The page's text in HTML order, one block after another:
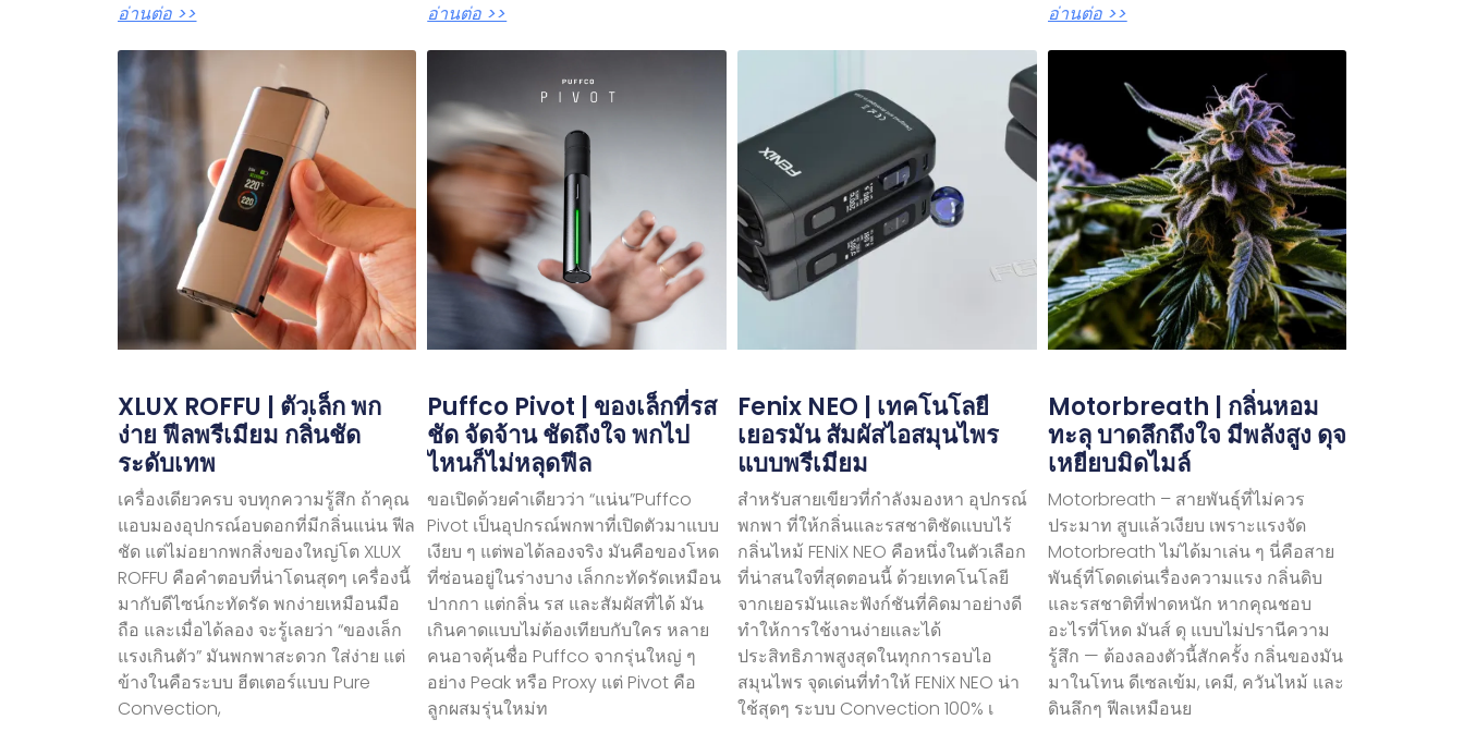
อ่านต่อ >> อ่านต่อ >> อ่านต่อ >>
XLUX ROFFU | ตัวเล็ก พก
ง่าย ฟีลพรีเมียม กลิ่นชัด
ระดับเทพ
เครื่องเดียวครบ จบทุกความรู้สึก ถ้าคุณ
แอบมองอุปกรณ์อบดอกที่มีกลิ่นแน่น ฟีล
ชัด แต่ไม่อยากพกสิ่งของใหญ่โต XLUX
ROFFU คือคำตอบที่น่าโดนสุดๆ เครื่องนี้
มากับดีไซน์กะทัดรัด พกง่ายเหมือนมือ
ถือ และเมื่อได้ลอง จะรู้เลยว่า “ของเล็ก
แรงเกินตัว” มันพกพาสะดวก ใส่ง่าย แต่
ข้างในคือระบบ ฮีตเตอร์แบบ Pure
Convection,
Puffco Pivot | ของเล็กที่รส
ชัด จัดจ้าน ชัดถึงใจ พกไป
ไหนก็ไม่หลุดฟีล
ขอเปิดด้วยคำเดียวว่า “แน่น”Puffco
Pivot เป็นอุปกรณ์พกพาที่เปิดตัวมาแบบ
เงียบ ๆ แต่พอได้ลองจริง มันคือของโหด
ที่ซ่อนอยู่ในร่างบาง เล็กกะทัดรัดเหมือน
ปากกา แต่กลิ่น รส และสัมผัสที่ได้ มัน
เกินคาดแบบไม่ต้องเทียบกับใคร หลาย
คนอาจคุ้นชื่อ Puffco จากรุ่นใหญ่ ๆ
อย่าง Peak หรือ Proxy แต่ Pivot คือ
ลูกผสมรุ่นใหม่ท
Fenix ​​​​NEO | เทคโนโลยี
เยอรมัน สัมผัสไอสมุนไพร
แบบพรีเมียม
สำหรับสายเขียวที่กำลังมองหา อุปกรณ์
พกพา ที่ให้กลิ่นและรสชาติชัดแบบไร้
กลิ่นไหม้ FENiX NEO คือหนึ่งในตัวเลือก
ที่น่าสนใจที่สุดตอนนี้ ด้วยเทคโนโลยี
จากเยอรมันและฟังก์ชันที่คิดมาอย่างดี
ทำให้การใช้งานง่ายและได้
ประสิทธิภาพสูงสุดในทุกการอบไอ
สมุนไพร จุดเด่นที่ทำให้ FENiX NEO น่า
ใช้สุดๆ ระบบ Convection 100% เ
Motorbreath | กลิ่นหอม
ทะลุ บาดลึกถึงใจ มีพลังสูง ดุจ
เหยียบมิดไมล์
Motorbreath – สายพันธุ์ที่ไม่ควร
ประมาท สูบแล้วเงียบ เพราะแรงจัด
Motorbreath ไม่ได้มาเล่น ๆ นี่คือสาย
พันธุ์ที่โดดเด่นเรื่องความแรง กลิ่นดิบ
และรสชาติที่ฟาดหนัก หากคุณชอบ
อะไรที่โหด มันส์ ดุ แบบไม่ปรานีความ
รู้สึก — ต้องลองตัวนี้สักครั้ง กลิ่นของมัน
มาในโทน ดีเซลเข้ม, เคมี, ควันไหม้ และ
ดินลึกๆ ฟีลเหมือนย